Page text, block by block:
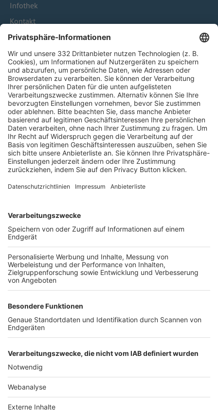
Infothek
Kontakt
HÄUFIG BESUCHTE SEITEN
Pässe und Vereinswechsel
Trainerausbildung
Schulungsangebot Vereinsmitarbeiter
BFV-Geschäftsstellen
Trainerbörse
Login SpielPlus
FOLGE DEM BFV
TOP-VEREINE
TOP-PARTNER
Nutzungsbedingungen Datenschutz Impressum